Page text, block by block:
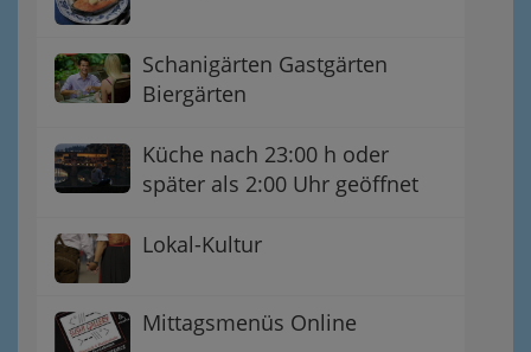
Schanigärten Gastgärten
Biergärten
Küche nach 23:00 h oder
später als 2:00 Uhr geöffnet
Lokal-Kultur
Mittagsmenüs Online